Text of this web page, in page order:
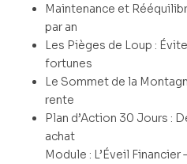
Maintenance et
par an
Les Pièges de Loup :
fortunes
Le Sommet de la
rente
Plan d’Action 30 Jours :
achat
Module : L’Éveil